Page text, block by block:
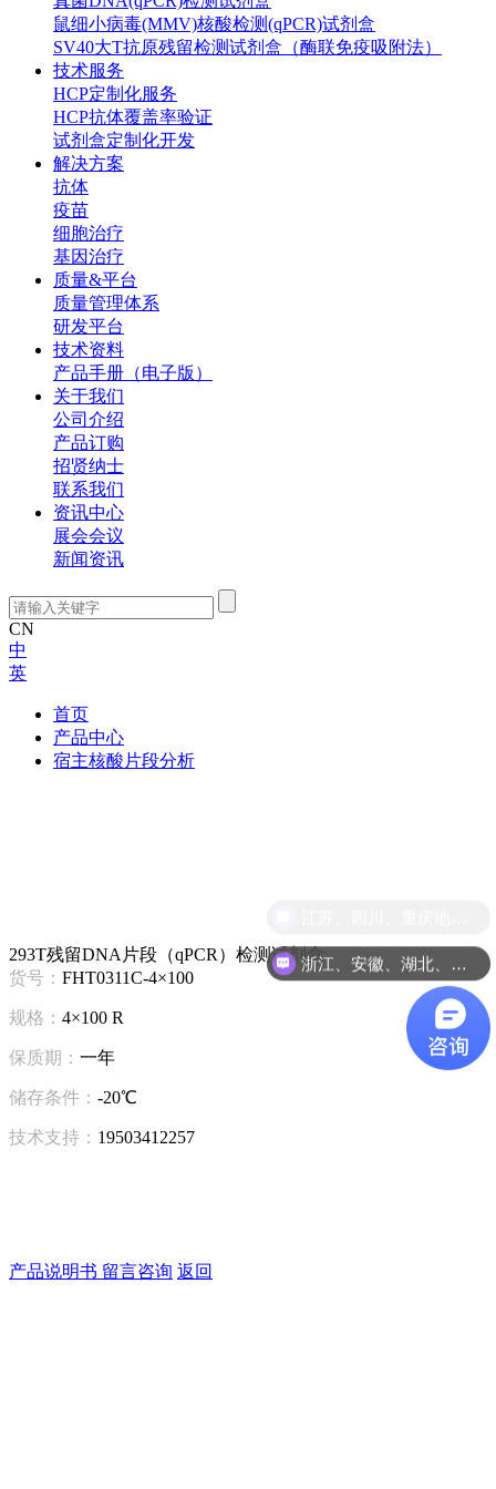
鼠细小病毒(MMV)核酸检测(qPCR)试剂盒
SV40大T抗原残留检测试剂盒（酶联免疫吸附法）
技术服务
HCP定制化服务
HCP抗体覆盖率验证
试剂盒定制化开发
解决方案
抗体
疫苗
细胞治疗
基因治疗
质量&平台
质量管理体系
研发平台
技术资料
产品手册（电子版）
关于我们
公司介绍
产品订购
招贤纳士
联系我们
资讯中心
展会会议
新闻资讯
CN
中
英
首页
产品中心
宿主核酸片段分析
293T残留DNA片段（qPCR）检测试剂盒
货号： FHT0311C-4×100
规格： 4×100 R
保质期： 一年
储存条件： -20℃
技术支持： 19503412257
产品说明书 留言咨询 返回